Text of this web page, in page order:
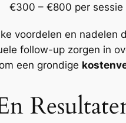
€300 – €800 per sessie
voordelen en nadelen
follow-up zorgen in
een grondige